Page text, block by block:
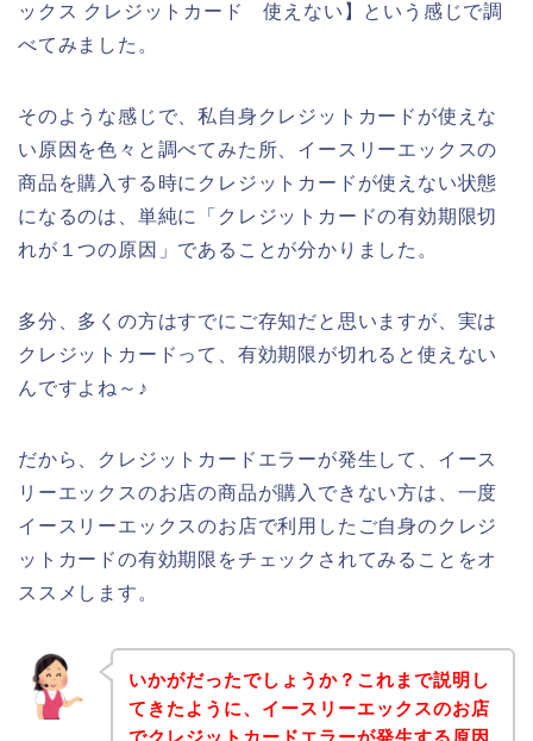
ックス クレジットカード 使えない】という感じで調
べてみました。
そのような感じで、私自身クレジットカードが使えな
い原因を色々と調べてみた所、イースリーエックスの
商品を購入する時にクレジットカードが使えない状態
になるのは、単純に「クレジットカードの有効期限切
れが１つの原因」であることが分かりました。
多分、多くの方はすでにご存知だと思いますが、実は
クレジットカードって、有効期限が切れると使えない
んですよね～♪
だから、クレジットカードエラーが発生して、イース
リーエックスのお店の商品が購入できない方は、一度
イースリーエックスのお店で利用したご自身のクレジ
ットカードの有効期限をチェックされてみることをオ
ススメします。
いかがだったでしょうか？これまで説明し
てきたように、イースリーエックスのお店
でクレジットカードエラーが発生する原因